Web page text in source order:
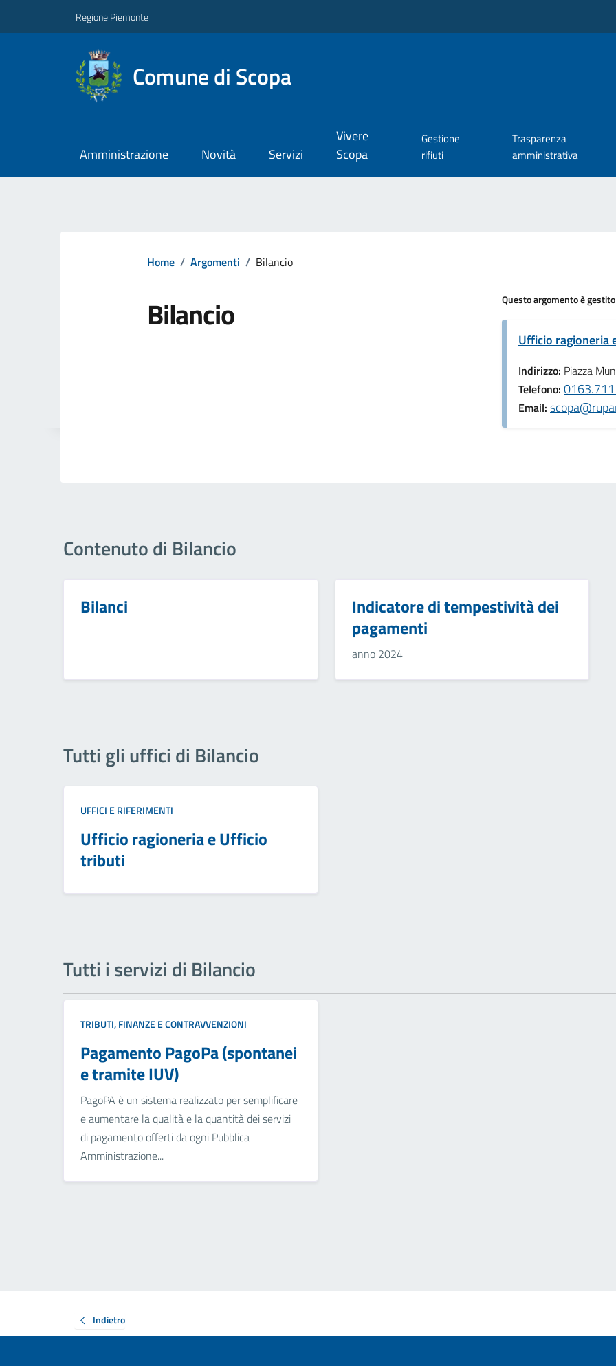
Regione Piemonte
Comune di Scopa
Amministrazione Novità Servizi
Vivere
Scopa
Gestione
rifiuti
Trasparenza
amministrativa
Home / Argomenti / Bilancio
Bilancio Questo argomento è
Ufficio ragioneria
Indirizzo: Piazza
Telefono:
Email:
Contenuto di Bilancio
Bilanci
Indicatore di tempestività dei
pagamenti
anno 2024
Tutti gli uffici di Bilancio
UFFICI E RIFERIMENTI
Ufficio ragioneria e Ufficio
tributi
Tutti i servizi di Bilancio
TRIBUTI, FINANZE E CONTRAVVENZIONI
Pagamento PagoPa (spontanei
e tramite IUV)
PagoPA è un sistema realizzato per semplificare
e aumentare la qualità e la quantità dei servizi
di pagamento offerti da ogni Pubblica
Amministrazione...
Indietro